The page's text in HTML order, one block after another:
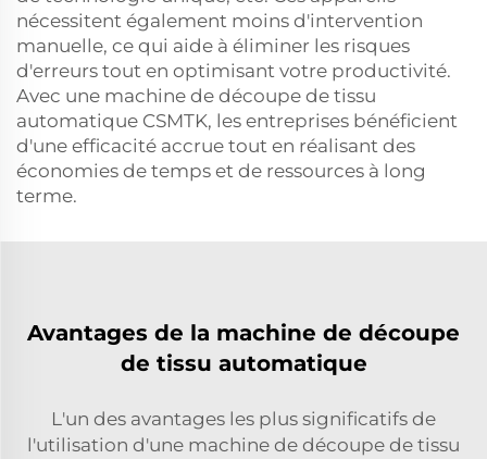
nécessitent également moins d'intervention
manuelle, ce qui aide à éliminer les risques
d'erreurs tout en optimisant votre productivité.
Avec une machine de découpe de tissu
automatique CSMTK, les entreprises bénéficient
d'une efficacité accrue tout en réalisant des
économies de temps et de ressources à long
terme.
Avantages de la machine de découpe
de tissu automatique
L'un des avantages les plus significatifs de
l'utilisation d'une machine de découpe de tissu